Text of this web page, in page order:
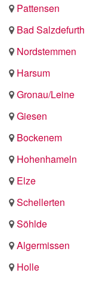
Pattensen
Bad Salzdefurth
Nordstemmen
Harsum
Gronau/Leine
Giesen
Bockenem
Hohenhameln
Elze
Schellerten
Söhlde
Algermissen
Holle